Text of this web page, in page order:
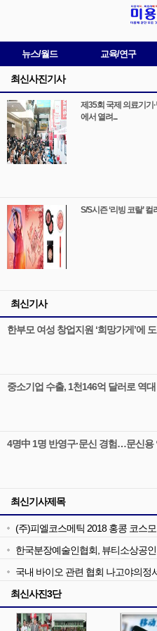
뉴스/월드 교육/연구
최신사진기사
제35회 국제 의료기기
에서 열려...
S/S시즌 ‘리빙 코랄’ 컬
최신기사
한부모 여성 창업지원 ‘희망가게’에
중소기업 수출, 1천146억 달러로 역
4명中 1명 반영구·문신 경험…문신용
최신기사제목
(주)피엘코스메틱 2018 홍콩 코스
한국분장예술인협회, 뷰티소상공
국내 바이오 관련 협회 나고야의정
최신사진3단